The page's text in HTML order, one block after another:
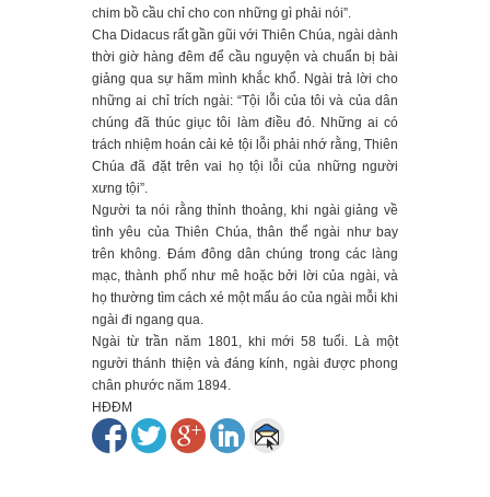
chim bồ cầu chỉ cho con những gì phải nói”.
Cha Didacus rất gần gũi với Thiên Chúa, ngài dành
thời giờ hàng đêm để cầu nguyện và chuẩn bị bài
giảng qua sự hãm mình khắc khổ. Ngài trả lời cho
những ai chỉ trích ngài: “Tội lỗi của tôi và của dân
chúng đã thúc giục tôi làm điều đó. Những ai có
trách nhiệm hoán cải kẻ tội lỗi phải nhớ rằng, Thiên
Chúa đã đặt trên vai họ tội lỗi của những người
xưng tội”.
Người ta nói rằng thỉnh thoảng, khi ngài giảng về
tình yêu của Thiên Chúa, thân thể ngài như bay
trên không. Ðám đông dân chúng trong các làng
mạc, thành phố như mê hoặc bởi lời của ngài, và
họ thường tìm cách xé một mẩu áo của ngài mỗi khi
ngài đi ngang qua.
Ngài từ trần năm 1801, khi mới 58 tuổi. Là một
người thánh thiện và đáng kính, ngài được phong
chân phước năm 1894.
HĐĐM